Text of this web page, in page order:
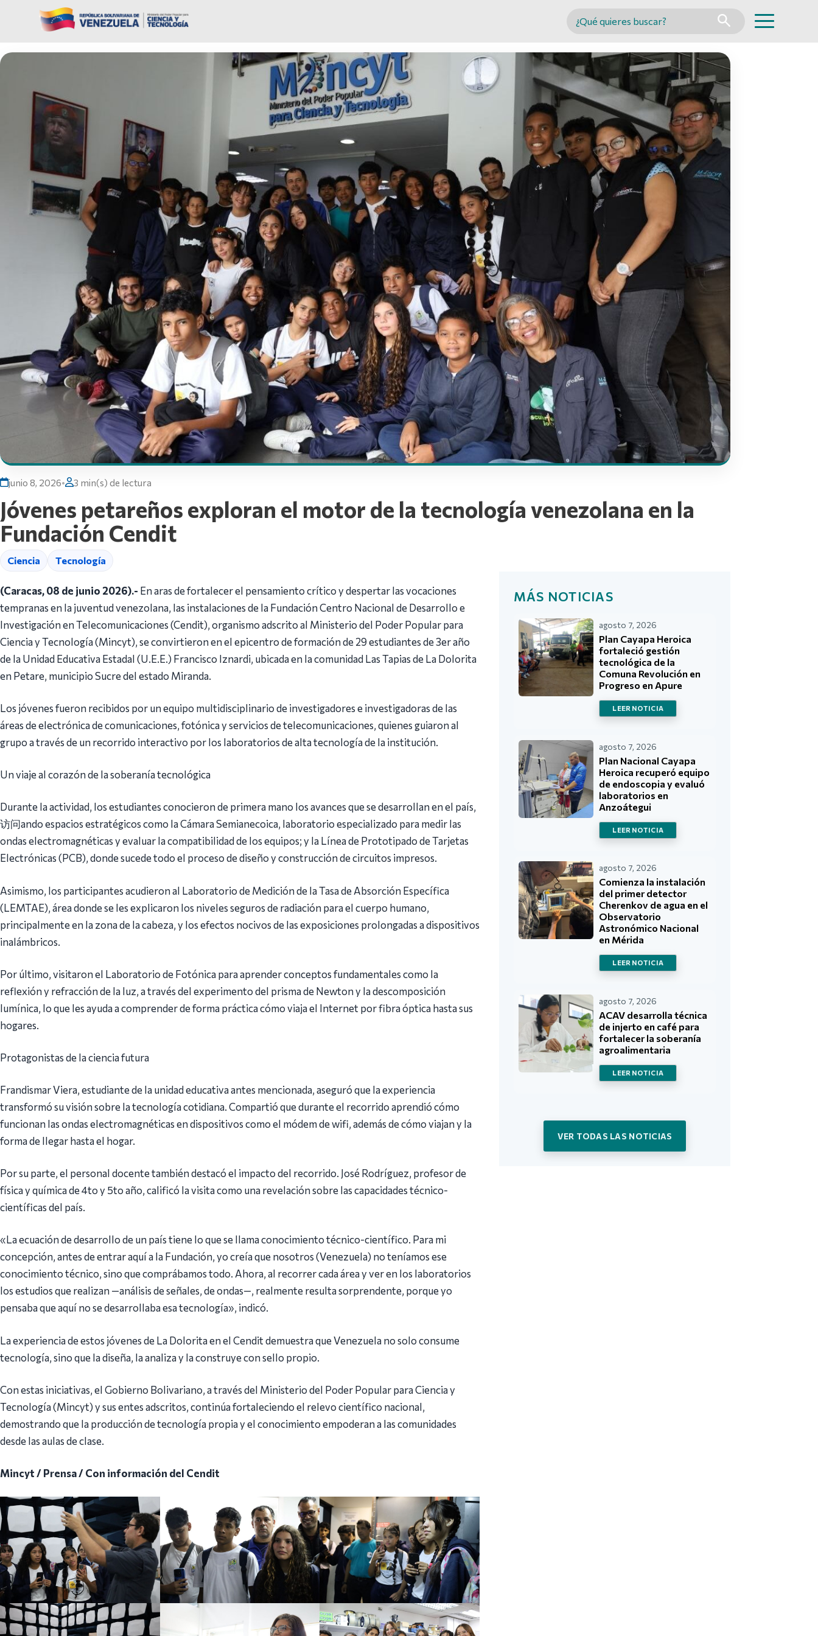
Buscar en MINCYT
junio 8, 2026• 3 min(s) de lectura
Jóvenes petareños exploran el motor de la tecnología venezolana en la
Fundación Cendit
Ciencia Tecnología
(Caracas, 08 de junio 2026).- En aras de fortalecer el pensamiento crítico y despertar las vocaciones
tempranas en la juventud venezolana, las instalaciones de la Fundación Centro Nacional de Desarrollo e
Investigación en Telecomunicaciones (Cendit), organismo adscrito al Ministerio del Poder Popular para
Ciencia y Tecnología (Mincyt), se convirtieron en el epicentro de formación de 29 estudiantes de 3er año
de la Unidad Educativa Estadal (U.E.E.) Francisco Iznardi, ubicada en la comunidad Las Tapias de La Dolorita
en Petare, municipio Sucre del estado Miranda.
Los jóvenes fueron recibidos por un equipo multidisciplinario de investigadores e investigadoras de las
áreas de electrónica de comunicaciones, fotónica y servicios de telecomunicaciones, quienes guiaron al
grupo a través de un recorrido interactivo por los laboratorios de alta tecnología de la institución.
Un viaje al corazón de la soberanía tecnológica
Durante la actividad, los estudiantes conocieron de primera mano los avances que se desarrollan en el país,
访问ando espacios estratégicos como la Cámara Semianecoica, laboratorio especializado para medir las
ondas electromagnéticas y evaluar la compatibilidad de los equipos; y la Línea de Prototipado de Tarjetas
Electrónicas (PCB), donde sucede todo el proceso de diseño y construcción de circuitos impresos.
Asimismo, los participantes acudieron al Laboratorio de Medición de la Tasa de Absorción Específica
(LEMTAE), área donde se les explicaron los niveles seguros de radiación para el cuerpo humano,
principalmente en la zona de la cabeza, y los efectos nocivos de las exposiciones prolongadas a dispositivos
inalámbricos.
Por último, visitaron el Laboratorio de Fotónica para aprender conceptos fundamentales como la
reflexión y refracción de la luz, a través del experimento del prisma de Newton y la descomposición
lumínica, lo que les ayuda a comprender de forma práctica cómo viaja el Internet por fibra óptica hasta sus
hogares.
Protagonistas de la ciencia futura
Frandismar Viera, estudiante de la unidad educativa antes mencionada, aseguró que la experiencia
transformó su visión sobre la tecnología cotidiana. Compartió que durante el recorrido aprendió cómo
funcionan las ondas electromagnéticas en dispositivos como el módem de wifi, además de cómo viajan y la
forma de llegar hasta el hogar.
Por su parte, el personal docente también destacó el impacto del recorrido. José Rodríguez, profesor de
física y química de 4to y 5to año, calificó la visita como una revelación sobre las capacidades técnico-
científicas del país.
«La ecuación de desarrollo de un país tiene lo que se llama conocimiento técnico-científico. Para mi
concepción, antes de entrar aquí a la Fundación, yo creía que nosotros (Venezuela) no teníamos ese
conocimiento técnico, sino que comprábamos todo. Ahora, al recorrer cada área y ver en los laboratorios
los estudios que realizan —análisis de señales, de ondas—, realmente resulta sorprendente, porque yo
pensaba que aquí no se desarrollaba esa tecnología», indicó.
La experiencia de estos jóvenes de La Dolorita en el Cendit demuestra que Venezuela no solo consume
tecnología, sino que la diseña, la analiza y la construye con sello propio.
Con estas iniciativas, el Gobierno Bolivariano, a través del Ministerio del Poder Popular para Ciencia y
Tecnología (Mincyt) y sus entes adscritos, continúa fortaleciendo el relevo científico nacional,
demostrando que la producción de tecnología propia y el conocimiento empoderan a las comunidades
desde las aulas de clase.
Mincyt / Prensa / Con información del Cendit
MÁS NOTICIAS
agosto 7, 2026
Plan Cayapa Heroica
fortaleció gestión
tecnológica de la
Comuna Revolución en
Progreso en Apure
LEER NOTICIA
agosto 7, 2026
Plan Nacional Cayapa
Heroica recuperó equipo
de endoscopia y evaluó
laboratorios en
Anzoátegui
LEER NOTICIA
agosto 7, 2026
Comienza la instalación
del primer detector
Cherenkov de agua en el
Observatorio
Astronómico Nacional
en Mérida
LEER NOTICIA
agosto 7, 2026
ACAV desarrolla técnica
de injerto en café para
fortalecer la soberanía
agroalimentaria
LEER NOTICIA
VER TODAS LAS NOTICIAS